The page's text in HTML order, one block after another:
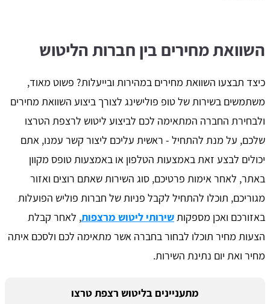
השוואת מחירים בין חברות הליטוש
כיצד תבצעו השוואת מחירים במהירות ובייעלות? פשוט מאוד,
משתמשים בשירות של טופ פולישינג לצורך ביצוע השוואת מחירים
ולבחירת החברה המתאימה לכם לביצוע ליטוש לרצפת הטרצו
שלכם, על מנת להתחיל - ראשית עליכם ליצור קשר עמנו, אתם
יכולים לבצע זאת באמצעות הטלפון או באמצעות טופס מקוון
באתר, לאחר אימות פרטיכם, סוג השירות שאתם רוצים ואזור
מגוריכם, תוכלו להתחיל לקבל פניות של חברות פוליש הפועלות
באזורכם ואכן מספקותשירותי ליטוש מרצפות, לאחר קבלת
הצעות מחיר תוכלו לבחור בחברה אשר מתאימה לכם ולסכם איתה
מחיר ואת יום נתינת השירות.
מתעניינים בליטוש רצפת טרצו